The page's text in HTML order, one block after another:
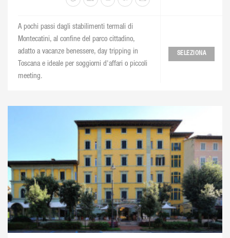
A pochi passi dagli stabilimenti termali di
Montecatini, al confine del parco cittadino,
adatto a vacanze benessere, day tripping in
Toscana e ideale per soggiorni d'affari o piccoli
meeting.
SELEZIONA